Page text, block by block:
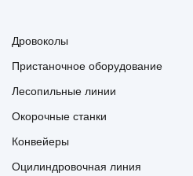
Дровоколы
Пристаночное оборудование
Лесопильные линии
Окорочные станки
Конвейеры
Оцилиндровочная линия